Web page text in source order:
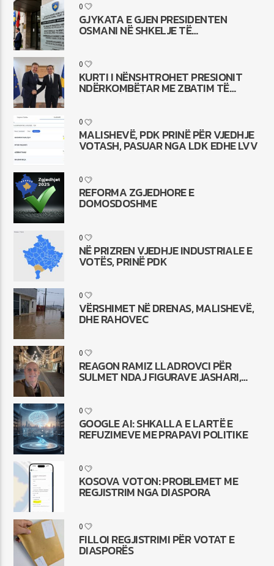
0
GJYKATA E GJEN PRESIDENTEN
OSMANI NË SHKELJE TË
KUSHTETUTËS
0
KURTI I NËNSHTROHET PRESIONIT
NDËRKOMBËTAR ME ZBATIM TË
LIGJIT PËR TË HUAJT
0
MALISHEVË, PDK PRINË PËR VJEDHJE
VOTASH, PASUAR NGA LDK EDHE LVV
0
REFORMA ZGJEDHORE E
DOMOSDOSHME
0
NË PRIZREN VJEDHJE INDUSTRIALE E
VOTËS, PRINË PDK
0
VËRSHIMET NË DRENAS, MALISHEVË,
DHE RAHOVEC
0
REAGON RAMIZ LLADROVCI PËR
SULMET NDAJ FIGURAVE JASHARI,
0
GOOGLE AI: SHKALLA E LARTË E
REFUZIMEVE ME PRAPAVI POLITIKE
0
KOSOVA VOTON: PROBLEMET ME
REGJISTRIM NGA DIASPORA
0
FILLOI REGJISTRIMI PËR VOTAT E
DIASPORËS